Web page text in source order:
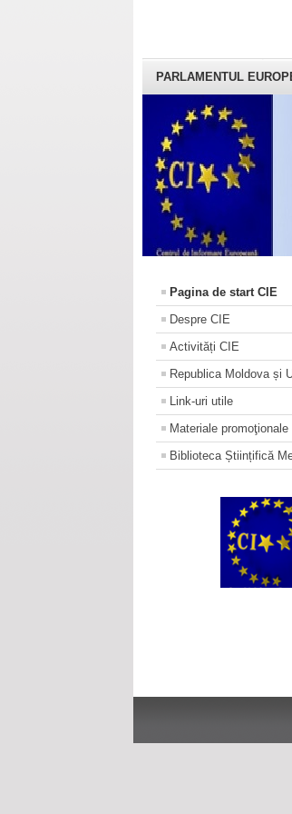
PARLAMENTUL
Pagina de start CIE
Despre CIE
Activități CIE
Republica Moldova și
Link-uri utile
Materiale promoţionale
Biblioteca Științifică